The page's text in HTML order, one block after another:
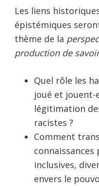
Les liens
épistémiques
thème de la
production de savoir
Quel rôle les
joué et jouent-
légitimation
racistes ?
Comment
connaissances
inclusives,
envers le